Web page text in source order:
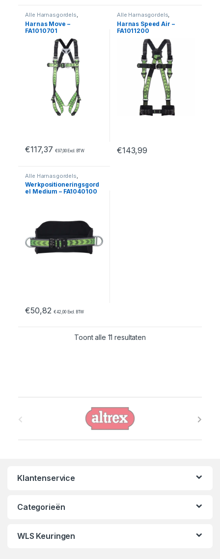
Alle Harnasgordels,
Harnasgordels Medium
Valbeveiliging
Harnas Move –
FA1010701
€117,37 €97,00Excl. BTW
Alle Harnasgordels,
Harnasgordels , Medium
Valbeveiliging
Harnas Speed Air –
FA1011200
€143,99
Dit product heeft meerdere
Alle Harnasgordels
Harnasgordels Medium
Valbeveiliging
Werkpositioneringsgord
el Medium – FA1040100
€50,82 €42,00Excl. BTW
Toont alle 11 resultaten
Klantenservice
Categorieën
WLS Keuringen